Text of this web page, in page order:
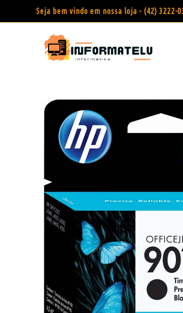
Seja bem vindo em nossa loja - (42)